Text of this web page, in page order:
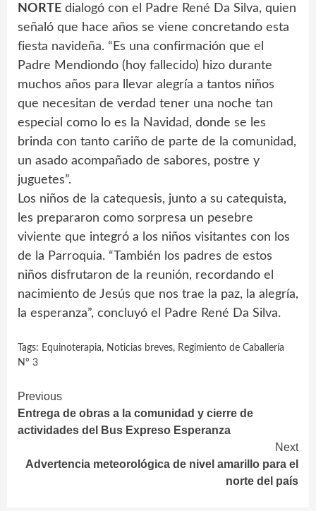
NORTE dialogó con el Padre René Da Silva, quien
señaló que hace años se viene concretando esta
fiesta navideña. “Es una confirmación que el
Padre Mendiondo (hoy fallecido) hizo durante
muchos años para llevar alegría a tantos niños
que necesitan de verdad tener una noche tan
especial como lo es la Navidad, donde se les
brinda con tanto cariño de parte de la comunidad,
un asado acompañado de sabores, postre y
juguetes”.
Los niños de la catequesis, junto a su catequista,
les prepararon como sorpresa un pesebre
viviente que integró a los niños visitantes con los
de la Parroquia. “También los padres de estos
niños disfrutaron de la reunión, recordando el
nacimiento de Jesús que nos trae la paz, la alegría,
la esperanza”, concluyó el Padre René Da Silva.
Tags: Equinoterapia, Noticias breves, Regimiento de Caballería
Nº 3
Continue
Reading
Previous
Entrega de obras a la comunidad y cierre de
actividades del Bus Expreso Esperanza
Next
Advertencia meteorológica de nivel amarillo para el
norte del país